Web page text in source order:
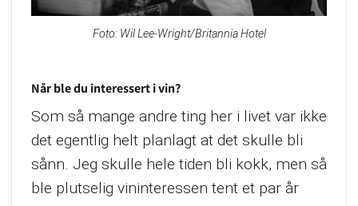
Foto: Wil Lee-Wright/Britannia Hotel
Når ble du interessert i vin?
Som så mange andre ting her i livet var ikke
det egentlig helt planlagt at det skulle bli
sånn. Jeg skulle hele tiden bli kokk, men så
ble plutselig vininteressen tent et par år